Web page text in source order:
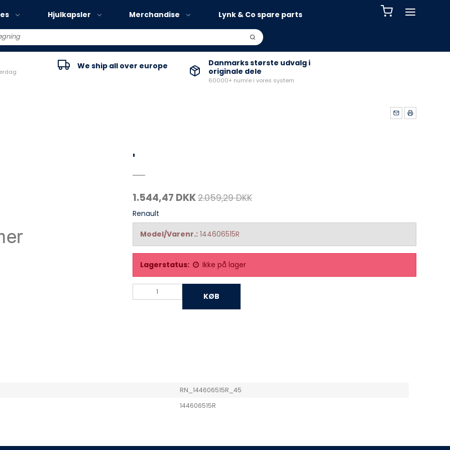
Volvo EX30
Hjulkapsler Merchandise Lynk & Co spare parts
We ship all over europe
Danmarks største udvalg i
originale dele
60000+ numre i vores system
'
1.544,47 DKK2.059,29 DKK
Renault
Model/Varenr.: 144606515R
Lagerstatus: Ikke på lager
KØB
RN_144606515R_45
144606515R